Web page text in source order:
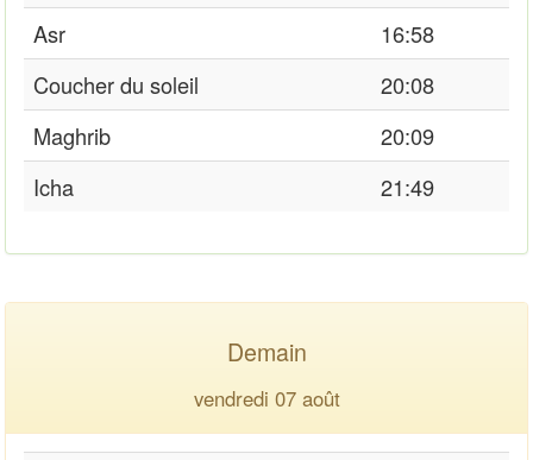
Asr
16:58
Coucher du soleil
20:08
Maghrib
20:09
Icha
21:49
Demain
vendredi 07 août